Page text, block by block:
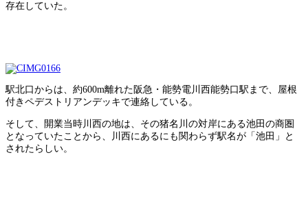
存在していた。
駅北口からは、約600m離れた阪急・能勢電川西能勢口駅まで、屋根
付きペデストリアンデッキで連絡している。
そして、開業当時川西の地は、その猪名川の対岸にある池田の商圏
となっていたことから、川西にあるにも関わらず駅名が「池田」と
されたらしい。